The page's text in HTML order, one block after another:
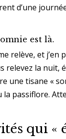
d’une
est là.
relève, et
relevez la
une tisane «
passiflore.
qui «